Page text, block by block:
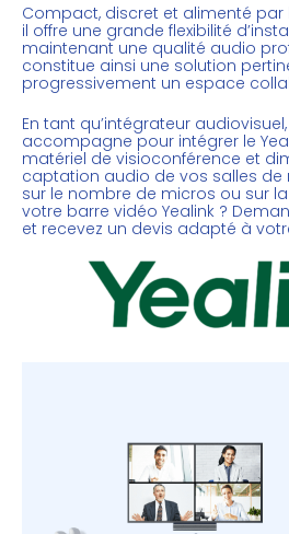
Compact, discret et alimenté
il offre une grande flexibilité
maintenant une qualité audio
constitue ainsi une solution
progressivement un espace
En tant qu’intégrateur
accompagne pour intégrer le
matériel de visioconférence et
captation audio de vos salles de
sur le nombre de micros ou sur
votre barre vidéo Yealink ?
et recevez un devis adapté à